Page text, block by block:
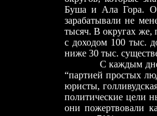
Буша и Ала Гора.
зарабатывали не
тысяч. В округах же,
с доходом 100 тыс.
ниже 30 тыс.
С каждым
“партией простых
юристы,
политические цели
они пожертвовали